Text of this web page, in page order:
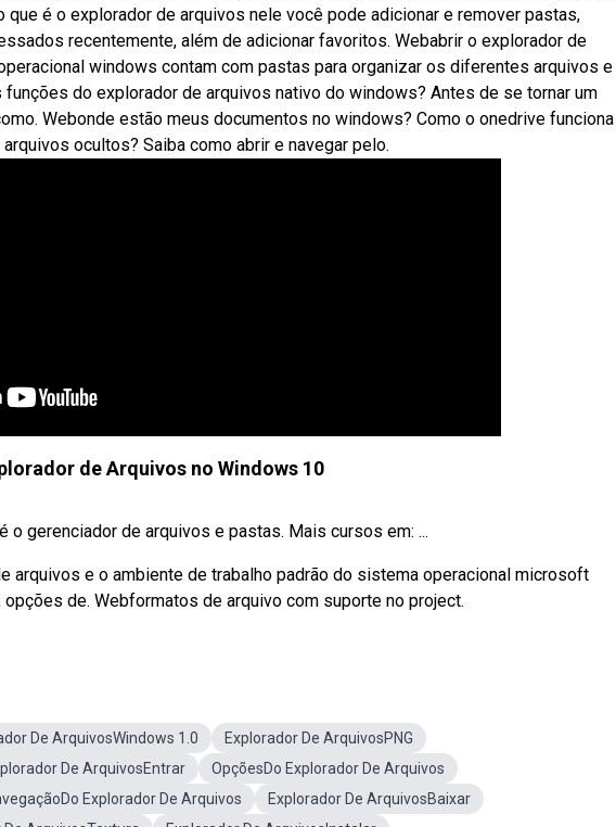
é o explorador de arquivos nele você pode adicionar e remover pastas,
recentemente, além de adicionar favoritos. Webabrir o explorador de
windows contam com pastas para organizar os diferentes arquivos e
do explorador de arquivos nativo do windows? Antes de se tornar um
Webonde estão meus documentos no windows? Como o onedrive funciona
ocultos? Saiba como abrir e navegar pelo.
de Arquivos no Windows 10
gerenciador de arquivos e pastas. Mais cursos em: ...
arquivos e o ambiente de trabalho padrão do sistema operacional microsoft
de. Webformatos de arquivo com suporte no project.
De ArquivosWindows 1.0
Explorador De ArquivosPNG
De ArquivosEntrar
OpçõesDo Explorador De Arquivos
Explorador De Arquivos
Explorador De ArquivosBaixar